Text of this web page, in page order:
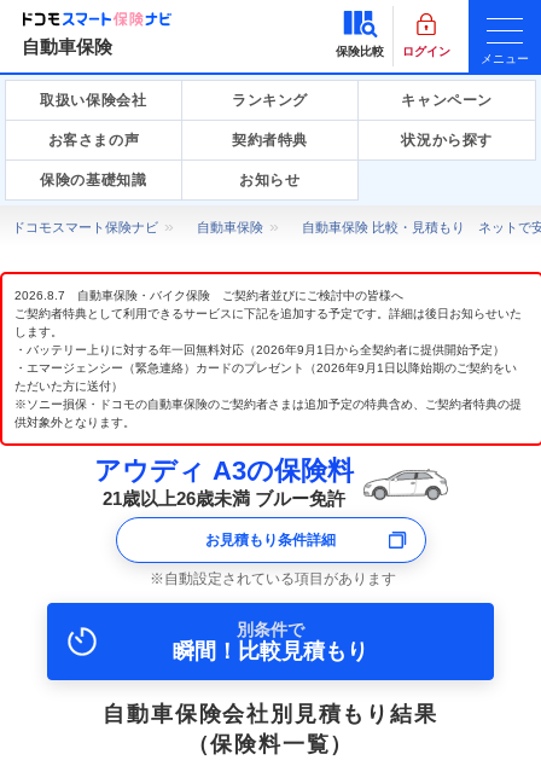
自動車保険 保険比較 ログイン
メニュー
取扱い保険会社 ランキング キャンペーン
お客さまの声 契約者特典 状況から探す
保険の基礎知識 お知らせ
ドコモスマート保険ナビ 自動車保険 自動車保険 比較・見積もり ネットで
2026.8.7 自動車保険・バイク保険 ご契約者並びにご検討中の皆様へ
ご契約者特典として利用できるサービスに下記を追加する予定です。詳細は後日お知らせいた
します。
・バッテリー上りに対する年一回無料対応（2026年9月1日から全契約者に提供開始予定）
・エマージェンシー（緊急連絡）カードのプレゼント（2026年9月1日以降始期のご契約をい
ただいた方に送付）
※ソニー損保・ドコモの自動車保険のご契約者さまは追加予定の特典含め、ご契約者特典の提
供対象外となります。
アウディ A3の保険料
21歳以上26歳未満 ブルー免許
お見積もり条件詳細
自動設定されている項目があります
別条件で
瞬間！比較見積もり
自動車保険会社別見積もり結果
（保険料一覧）